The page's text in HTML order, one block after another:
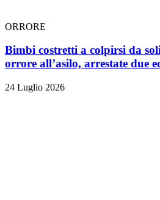
ORRORE
Bimbi costretti a colpirsi da
orrore all’asilo, arrestate due
24 Luglio 2026